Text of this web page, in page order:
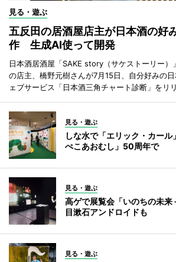
見る・遊ぶ
五反田の居酒屋店主が日本酒の好
作 生成AI使って開発
日本酒居酒屋「SAKE story（サケストーリー）
の店主、橋野元樹さんが7月15日、自分好みの
ェブサービス「日本酒三角チャート診断」をリ
見る・遊ぶ
しな水で「エリック・カー
ぺこあおむし」50周年で
見る・遊ぶ
高ゲで展覧会「いのちの未
目漱石アンドロイドも
見る・遊ぶ